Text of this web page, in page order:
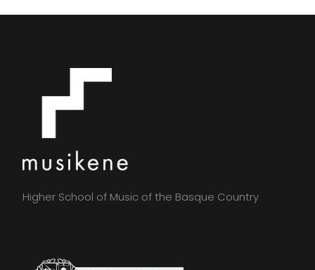
Higher School of Music of the Basque Country